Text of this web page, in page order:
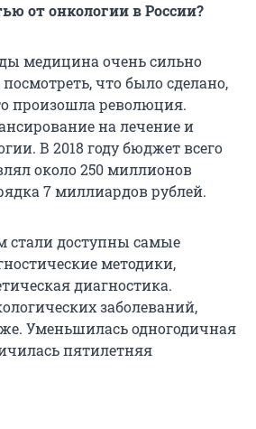
от онкологии в России?
медицина очень сильно
что было сделано,
произошла революция.
на лечение и
В 2018 году бюджет всего
около 250 миллионов
7 миллиардов рублей.
доступны самые
методики,
диагностика.
заболеваний,
Уменьшилась одногодичная
пятилетняя